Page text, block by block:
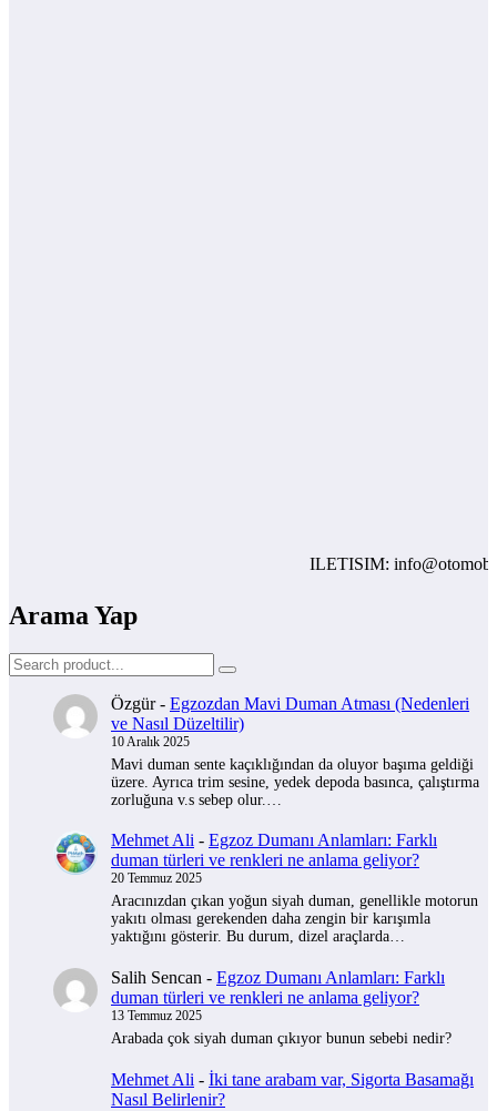
ILETISIM:
Arama Yap
Özgür- Egzozdan Mavi Duman Atması (Nedenleri
ve Nasıl Düzeltilir)
10 Aralık 2025
Mavi duman sente kaçıklığından da oluyor başıma geldiği
üzere. Ayrıca trim sesine, yedek depoda basınca, çalıştırma
zorluğuna v.s sebep olur.…
Mehmet Ali - Egzoz Dumanı Anlamları: Farklı
duman türleri ve renkleri ne anlama geliyor?
20 Temmuz 2025
Aracınızdan çıkan yoğun siyah duman, genellikle motorun
yakıtı olması gerekenden daha zengin bir karışımla
yaktığını gösterir. Bu durum, dizel araçlarda…
Salih Sencan - Egzoz Dumanı Anlamları: Farklı
duman türleri ve renkleri ne anlama geliyor?
13 Temmuz 2025
Arabada çok siyah duman çıkıyor bunun sebebi nedir?
Mehmet Ali - İki tane arabam var, Sigorta Basamağı
Nasıl Belirlenir?